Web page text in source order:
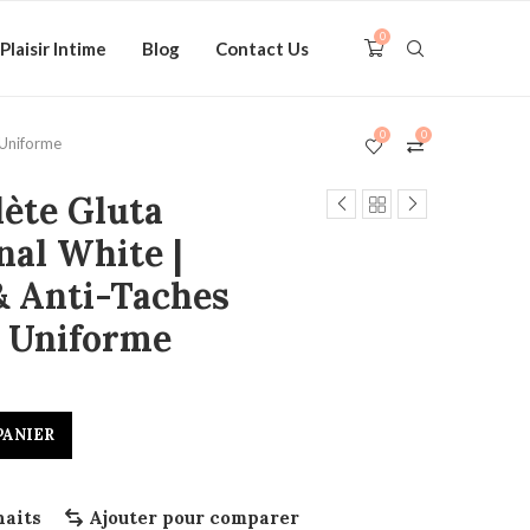
Plaisir Intime Blog Contact Us
0
0
0
Gluta
White |
Anti-Taches
Uniforme
Ajouter pour comparer